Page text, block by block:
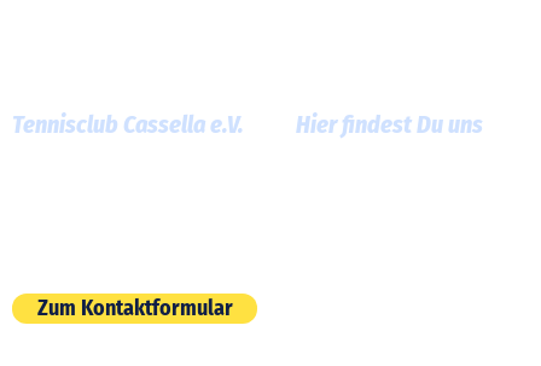
Tennisclub Cassella e.V.
Zum Kontaktformular
Hier findest Du uns